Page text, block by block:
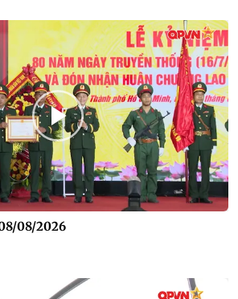
08/2026